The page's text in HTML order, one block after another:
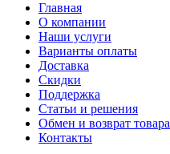
Главная
О компании
Наши услуги
Варианты оплаты
Доставка
Скидки
Поддержка
Статьи и решения
Обмен и возврат товара
Контакты